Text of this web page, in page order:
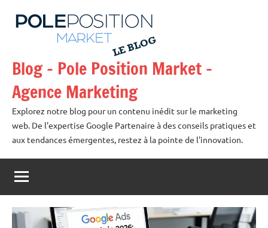
Blog – Pole Position Market –
Agence Marketing
Explorez notre blog pour un contenu inédit sur le marketing
web. De l'expertise Google Partenaire à des conseils pratiques et
aux tendances émergentes, restez à la pointe de l'innovation.